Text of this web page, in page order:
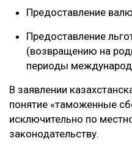
Предоставление
Предоставление
(возвращению на
периоды
В заявлении
понятие «таможенные
исключительно по
законодательству.